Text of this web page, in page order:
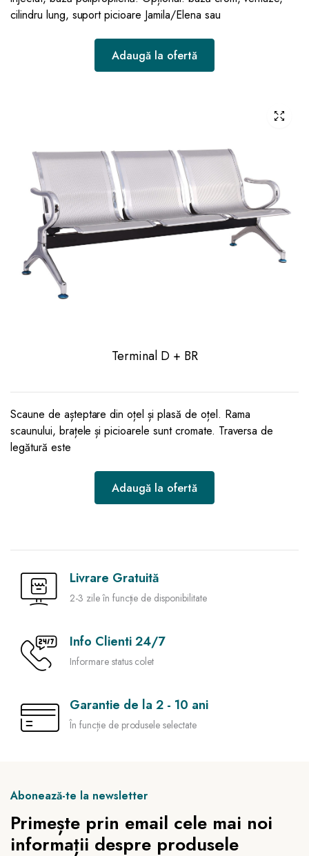
cilindru lung, suport picioare Jamila/Elena sau
Adaugă la ofertă
Terminal D + BR
Scaune de așteptare din oțel și plasă de oțel. Rama
scaunului, brațele și picioarele sunt cromate. Traversa de
legătură este
Adaugă la ofertă
Livrare Gratuită
2-3 zile în funcție de disponibilitate
Info Clienti 24/7
Informare status colet
Garantie de la 2 - 10 ani
În funcție de produsele selectate
Abonează-te la newsletter
Primește prin email cele mai noi
informații despre produsele